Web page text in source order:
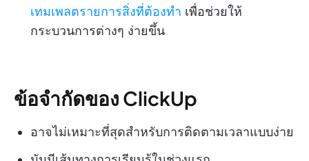
เทมเพลตรายการสิ่งที่ต้องทำ เพื่อช่วยให้
กระบวนการต่างๆ ง่ายขึ้น
ข้อจำกัดของ ClickUp
อาจไม่เหมาะที่สุดสำหรับการติดตามเวลาแบบง่าย